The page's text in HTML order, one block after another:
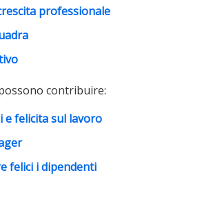
professionale
contribuire:
e felicita sul lavoro
felici i dipendenti